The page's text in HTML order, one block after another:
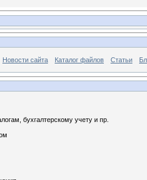
Новости сайта Каталог файлов Статьи
бухгалтерскому учету и пр.